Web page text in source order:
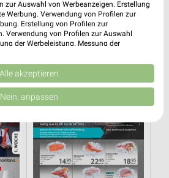
und Prospekte für
SELGROS
zur Auswahl von Werbeanzeigen. Erstellung
Werbung. Verwendung von Profilen zur
Erstellung von Profilen zur
Verwendung von Profilen zur Auswahl
der Werbeleistung. Messung der
verschiedenen Quellen. Entwicklung und
reduzierter Daten zur Auswahl
Union weitergegeben und in die
Anbieter)
Zwecke:
Alle akzeptieren
Nein, anpassen